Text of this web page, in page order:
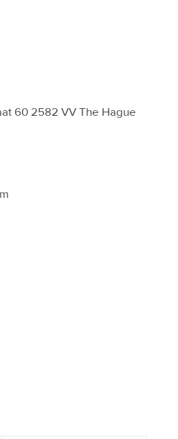
60 2582 VV The Hague